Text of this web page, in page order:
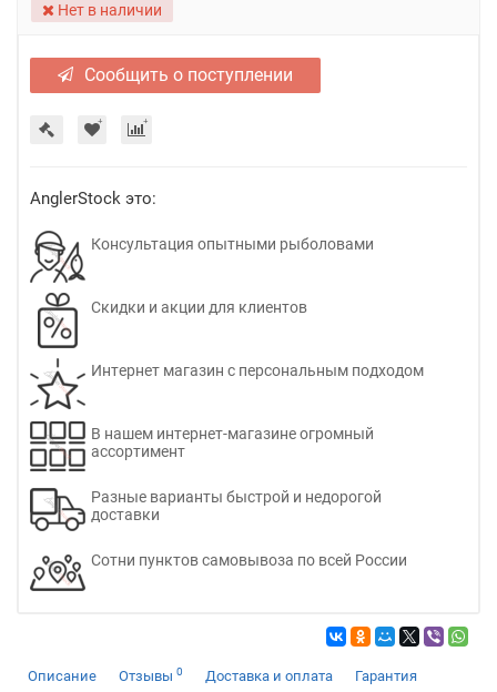
Нет в наличии
Сообщить о поступлении
AnglerStock это:
Консультация опытными рыболовами
Скидки и акции для клиентов
Интернет магазин с персональным подходом
В нашем интернет-магазине огромный
ассортимент
Разные варианты быстрой и недорогой
доставки
Сотни пунктов самовывоза по всей России
Описание Отзывы 0 Доставка и оплата Гарантия